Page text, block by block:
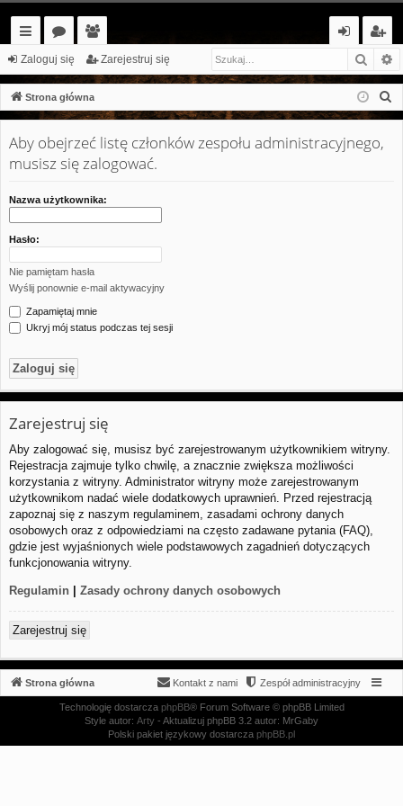
ię
ce
j…
or
a
ży
tk
o
w
ni
cy
og
uj
si
ar
ej
es
tr
Zaloguj się Zarejestruj się
Strona główna
Aby obejrzeć listę członków zespołu administracyjnego,
musisz się zalogować.
Nazwa użytkownika:
Hasło:
Nie pamiętam hasła
Wyślij ponownie e-mail aktywacyjny
Zapamiętaj mnie
Ukryj mój status podczas tej sesji
Zarejestruj się
Aby zalogować się, musisz być zarejestrowanym użytkownikiem witryny.
Rejestracja zajmuje tylko chwilę, a znacznie zwiększa możliwości
korzystania z witryny. Administrator witryny może zarejestrowanym
użytkownikom nadać wiele dodatkowych uprawnień. Przed rejestracją
zapoznaj się z naszym regulaminem, zasadami ochrony danych
osobowych oraz z odpowiedziami na często zadawane pytania (FAQ),
gdzie jest wyjaśnionych wiele podstawowych zagadnień dotyczących
funkcjonowania witryny.
Regulamin | Zasady ochrony danych osobowych
Zarejestruj się
Strona główna Zespół administracyjny
Kontakt z nami
Technologię dostarcza phpBB® Forum Software © phpBB Limited
Style autor: Arty - Aktualizuj phpBB 3.2 autor: MrGaby
Polski pakiet językowy dostarcza phpBB.pl